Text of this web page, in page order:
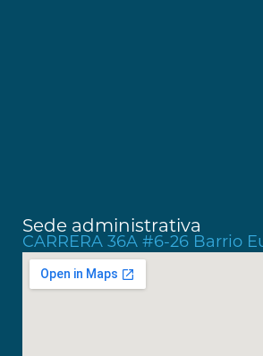
Sede administrativa
CARRERA 36A #6-26 Barrio